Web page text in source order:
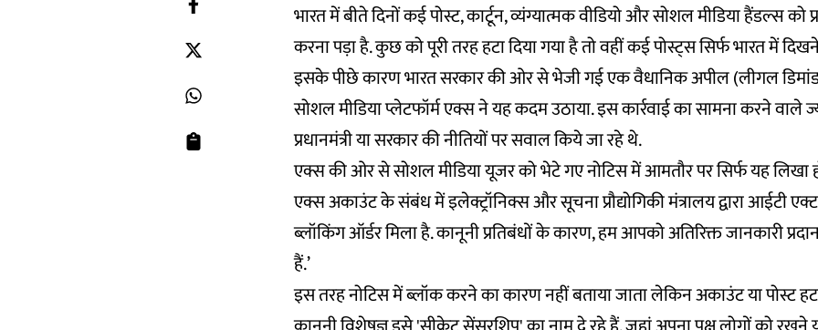
भारत में बीते दिनों कई पोस्ट, कार्टून, व्यंग्यात्मक वीडियो और सोशल मीडिया हैंडल्स को
करना पड़ा है. कुछ को पूरी तरह हटा दिया गया है तो वहीं कई पोस्ट्स सिर्फ भारत में
इसके पीछे कारण भारत सरकार की ओर से भेजी गई एक वैधानिक अपील (लीगल
सोशल मीडिया प्लेटफॉर्म एक्स ने यह कदम उठाया. इस कार्रवाई का सामना करने वाले
प्रधानमंत्री या सरकार की नीतियों पर सवाल किये जा रहे थे.
एक्स की ओर से सोशल मीडिया यूजर को भेटे गए नोटिस में आमतौर पर सिर्फ यह लिखा
एक्स अकाउंट के संबंध में इलेक्ट्रॉनिक्स और सूचना प्रौद्योगिकी मंत्रालय द्वारा आईटी
ब्लॉकिंग ऑर्डर मिला है. कानूनी प्रतिबंधों के कारण, हम आपको अतिरिक्त जानकारी
हैं.’
इस तरह नोटिस में ब्लॉक करने का कारण नहीं बताया जाता लेकिन अकाउंट या पोस्ट